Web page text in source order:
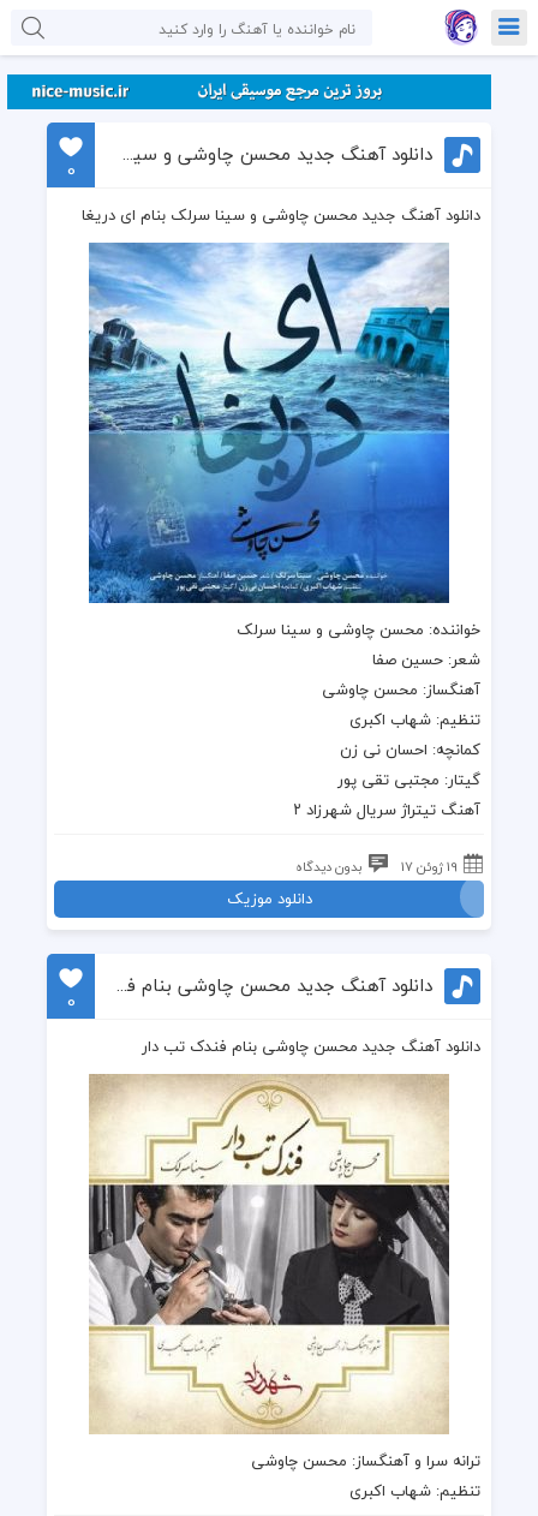
دانلود آهنگ جدید محسن چاوشی و سینا سرلک بنام ای دریغا
0
دانلود آهنگ جدید محسن چاوشی و سینا سرلک بنام ای دریغا
خواننده: محسن چاوشی وسینا سرلک
شعر: حسین صفا
آهنگساز: محسن چاوشی
تنظیم: شهاب اکبری
کمانچه: احسان نی زن
گیتار: مجتبی تقی پور
آهنگ تیتراژ سریال شهرزاد ۲
19 ژوئن 17 بدون دیدگاه
دانلود موزیک
دانلود آهنگ جدید محسن چاوشی بنام فندک تب دار
0
دانلود آهنگ جدید محسن چاوشی بنام فندک تب دار
ترانه سرا و آهنگساز: محسن چاوشی
تنظیم: شهاب اکبری